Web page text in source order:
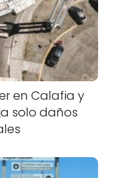
en Calafia y
solo daños